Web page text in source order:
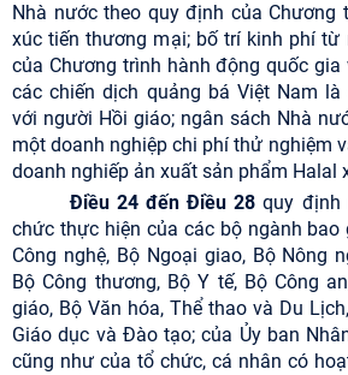
Nhà nước theo quy định của Chương
xúc tiến thương mại; bố trí kinh phí từ
của Chương trình hành động quốc
các chiến dịch quảng bá Việt Nam
với người Hồi giáo; ngân sách Nhà
một doanh nghiệp chi phí thử nghiệm
doanh nghiếp ản xuất sản phẩm Halal
Điều 24 đến Điều 28 quy định
chức thực hiện của các bộ ngành bao
Công nghệ, Bộ Ngoại giao, Bộ Nông
Bộ Công thương, Bộ Y tế, Bộ Công
giáo, Bộ Văn hóa, Thể thao và Du
Giáo dục và Đào tạo; của Ủy ban
cũng như của tổ chức, cá nhân có